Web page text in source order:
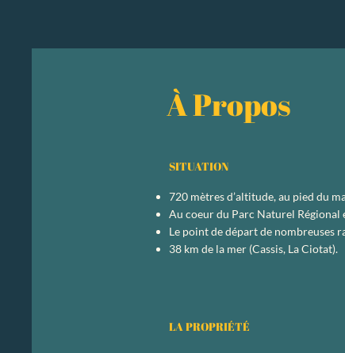
​À Propos
SITUATION
720 mètres d’altitude, au pied du
Au coeur du Parc Naturel
Le point de départ de nombreuses
38 km de la mer (Cassis, La Ciotat).
LA PROPRIÉTÉ